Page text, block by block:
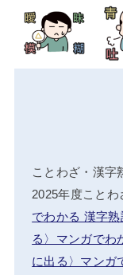
ことわざ・漢字
2025年度こと
でわかる 漢字
る〉マンガでわ
に出る〉マンガ